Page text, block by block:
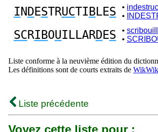
I N DESTRUCTI BLES •
•
SCRIBOUILLARDES •
•
Liste conforme à la neuvième édition du
Les définitions sont de courts extraits de
Liste précédente
Voyez cette liste pour :